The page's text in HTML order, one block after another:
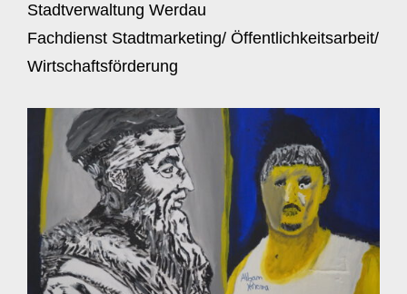
Stadtverwaltung Werdau
Fachdienst Stadtmarketing/ Öffentlichkeitsarbeit/
Wirtschaftsförderung